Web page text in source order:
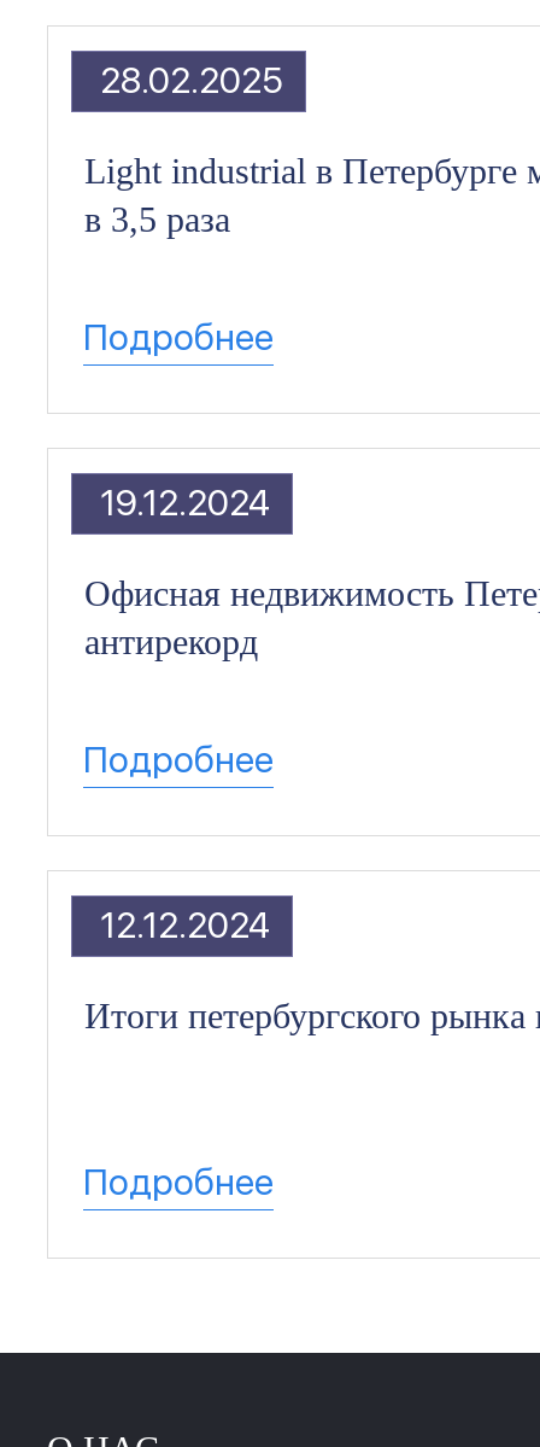
Light industrial в Петербурге
в 3,5 раза
Подробнее
28.02.2025
Офисная недвижимость
антирекорд
Подробнее
19.12.2024
Итоги петербургского
Подробнее
12.12.2024